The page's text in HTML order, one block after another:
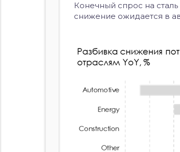
Конечный спрос на
снижение ожидается в